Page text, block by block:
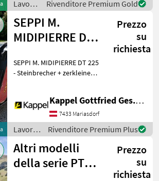
Lavorazione
terreno
/ FAE
Rivenditore Premium Gold
SEPPI M.
MIDIPIERRE DT
Steinbrecher
Prezzo
su
richiesta
SEPPI M. MIDIPIERRE DT 225
- Steinbrecher + zerkleinert
je nach Arbeitsbedingungen
tiefer möglich + Ma
Kappel Gottfried Ges.m.b.H.
7433 Mariasdorf
Lavorazione
terreno
/ SEPPI
M.
Rivenditore Premium Plus
Altri modelli
della serie PTH
Prezzo
su
richiesta